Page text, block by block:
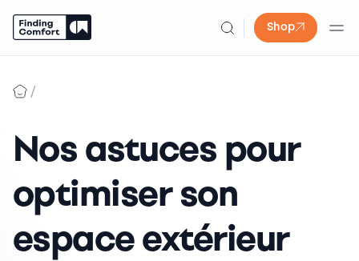
Shop
content
/
Nos astuces pour
optimiser son
espace extérieur